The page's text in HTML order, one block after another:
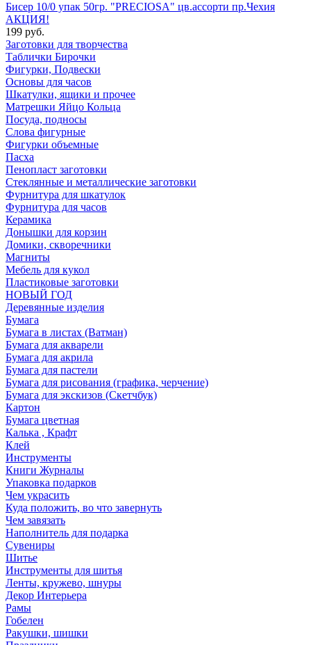
Бисер 10/0 упак 50гр. "PRECIOSA" цв.ассорти пр.Чехия
АКЦИЯ!
199 руб.
Заготовки для творчества
Таблички Бирочки
Фигурки, Подвески
Основы для часов
Шкатулки, ящики и прочее
Матрешки Яйцо Кольца
Посуда, подносы
Слова фигурные
Фигурки объемные
Пасха
Пенопласт заготовки
Стеклянные и металлические заготовки
Фурнитура для шкатулок
Фурнитура для часов
Керамика
Донышки для корзин
Домики, скворечники
Магниты
Мебель для кукол
Пластиковые заготовки
НОВЫЙ ГОД
Деревянные изделия
Бумага
Бумага в листах (Ватман)
Бумага для акварели
Бумага для акрила
Бумага для пастели
Бумага для рисования (графика, черчение)
Бумага для экскизов (Скетчбук)
Картон
Бумага цветная
Калька , Крафт
Клей
Инструменты
Книги Журналы
Упаковка подарков
Чем украсить
Куда положить, во что завернуть
Чем завязать
Наполнитель для подарка
Сувениры
Шитье
Инструменты для шитья
Ленты, кружево, шнуры
Декор Интерьера
Рамы
Гобелен
Ракушки, шишки